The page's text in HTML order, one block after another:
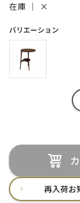
在庫 ｜
×
バリエーション
再入荷お